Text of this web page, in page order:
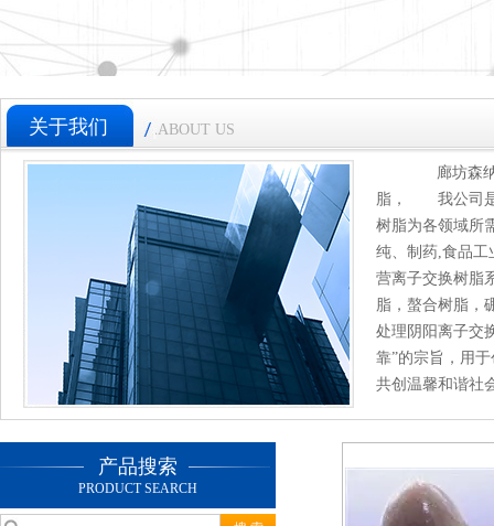
关于我们 ABOUT US
廊坊森纳
脂， 我公司是
树脂为各领域所
纯、制药,食品
营离子交换树脂
脂，螯合树脂，
处理阴阳离子交
靠”的宗旨，用
共创温馨和谐社
产品搜索
PRODUCT SEARCH